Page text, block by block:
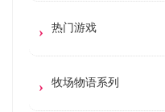
热门游戏
牧场物语系列